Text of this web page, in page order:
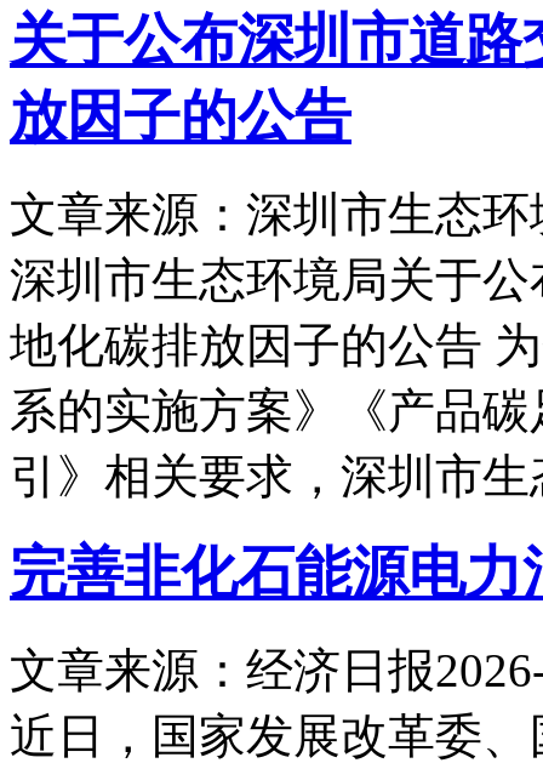
关于公布深圳市道
放因子的公告
文章来源：深圳市生态环
深圳市生态环境局关于
地化碳排放因子的公告
系的实施方案》《产品
引》相关要求，深圳市生
完善非化石能源电力
文章来源：经济日报
近日，国家发展改革委